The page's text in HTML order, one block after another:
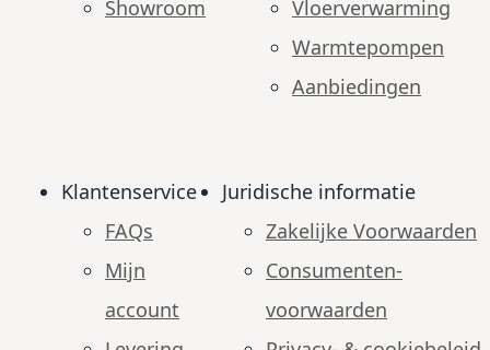
Showroom
Vloerverwarming
Warmtepompen
Aanbiedingen
Klantenservice
FAQs
Mijn
account
Juridische informatie
Zakelijke Voorwaarden
Consumenten­
voorwaarden